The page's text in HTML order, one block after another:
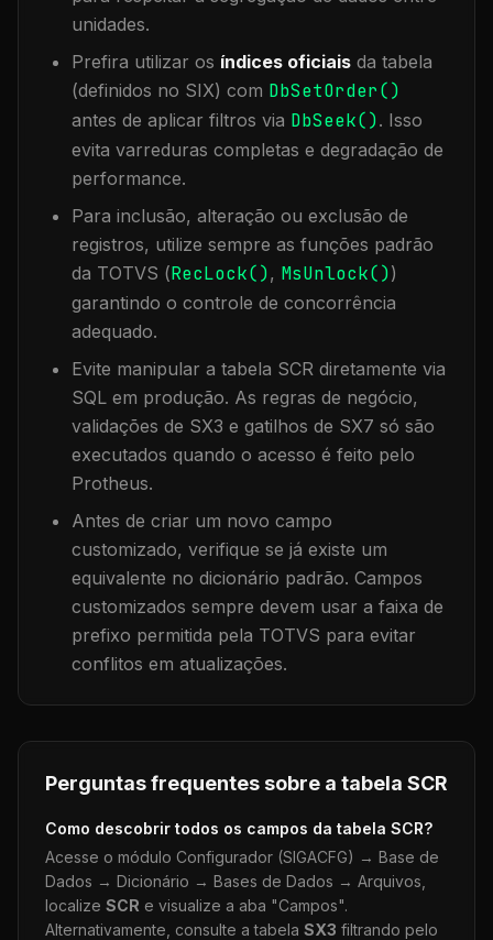
unidades.
Prefira utilizar os índices oficiais da tabela
(definidos no SIX) com DbSetOrder()
antes de aplicar filtros via DbSeek(). Isso
evita varreduras completas e degradação de
performance.
Para inclusão, alteração ou exclusão de
registros, utilize sempre as funções padrão
da TOTVS (RecLock(), MsUnlock())
garantindo o controle de concorrência
adequado.
Evite manipular a tabela SCR diretamente via
SQL em produção. As regras de negócio,
validações de SX3 e gatilhos de SX7 só são
executados quando o acesso é feito pelo
Protheus.
Antes de criar um novo campo
customizado, verifique se já existe um
equivalente no dicionário padrão. Campos
customizados sempre devem usar a faixa de
prefixo permitida pela TOTVS para evitar
conflitos em atualizações.
Perguntas frequentes sobre a tabela SCR
Como descobrir todos os campos da tabela SCR?
Acesse o módulo Configurador (SIGACFG) → Base de
Dados → Dicionário → Bases de Dados → Arquivos,
localize SCR e visualize a aba "Campos".
Alternativamente, consulte a tabela SX3 filtrando pelo